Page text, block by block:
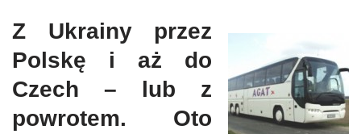
Z Ukrainy przez
Polskę i aż do
Czech – lub z
powrotem. Oto